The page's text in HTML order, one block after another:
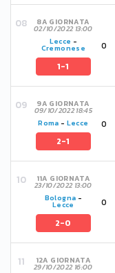
8A GIORNATA
02/10/2022 13:00
Lecce -
Cremonese
1-1
0
9A GIORNATA
09/10/2022 18:45
Roma - Lecce
2-1
0
11A GIORNATA
23/10/2022 13:00
Bologna -
Lecce
2-0
0
12A GIORNATA
29/10/2022 16:00